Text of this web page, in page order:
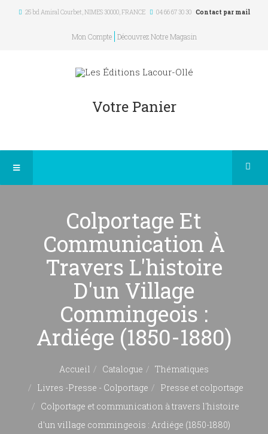
25 bd Amiral Courbet, NIMES 30000,FRANCE 04 66 67 30 30 Contact par mail
Mon Compte Découvrez Notre Magasin
Votre Panier
Colportage Et
Communication À
Travers L'histoire
D'un Village
Commingeois :
Ardiége (1850-1880)
Accueil Catalogue
Thématiques
Livres -Presse - Colportage
Presse et colportage
Colportage et communication à travers l'histoire
d'un village commingeois : Ardiége (1850-1880)